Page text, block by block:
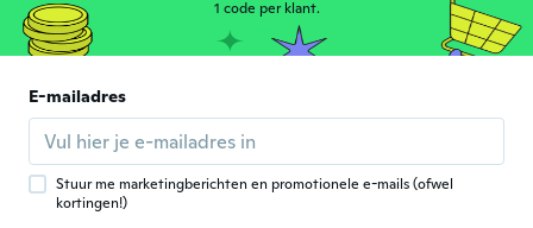
L Lid geworden van 2018 11
ongeveer 5 jaar geleden
L Loredana
Lid geworden van 2021
1 code per klant.
E-mailadres
Stuur me marketingberichten en promotionele e-mails (ofwel
kortingen!)